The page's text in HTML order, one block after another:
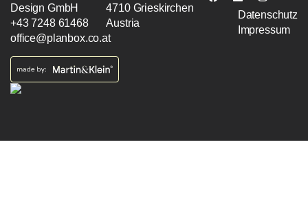
Design GmbH
+43 7248 61468
office@planbox.co.at
4710 Grieskirchen
Austria
Datenschutz
Impressum